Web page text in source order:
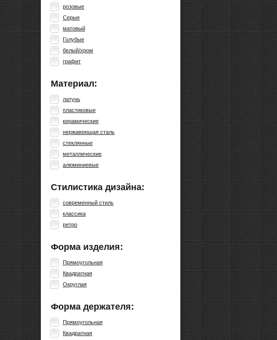
розовые
Серые
матовый
Голубые
белый/хром
графит
Материал:
латунь
пластиковые
керамические
нержавеющая сталь
стеклянные
металлические
алюминиевые
Стилистика дизайна:
современный стиль
классика
ретро
Форма изделия:
Прямоугольная
Квадратная
Округлая
Форма держателя:
Прямоугольная
Квадратная